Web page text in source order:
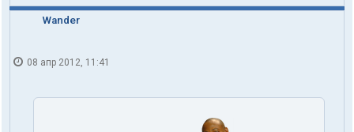
Wander
08 апр 2012, 11:41